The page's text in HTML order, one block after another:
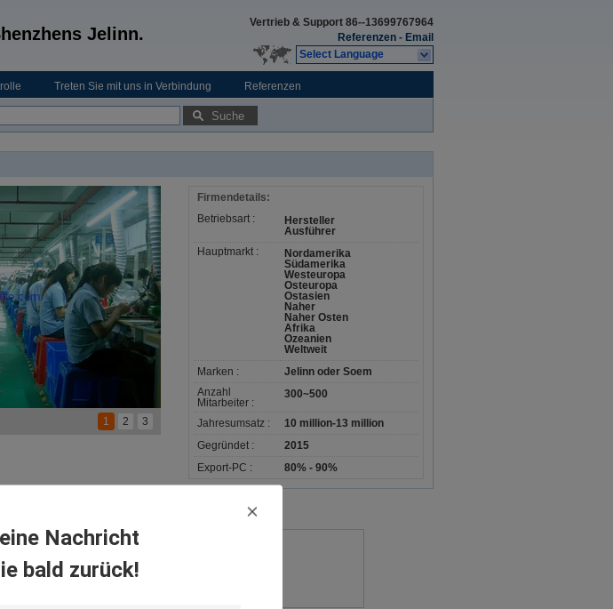
Nachricht
bald zurück!
Jelinn.
Vertrieb & Support 86--13699767964
Referenzen - Email
Select Language
Treten Sie mit uns in Verbindung Referenzen
Suche
1 2 3
Firmendetails:
Betriebsart :
Hersteller
Ausführer
Hauptmarkt :
Nordamerika
Südamerika
Westeuropa
Osteuropa
Ostasien
Naher
Naher Osten
Afrika
Ozeanien
Weltweit
Marken :
Jelinn oder Soem
Anzahl
Mitarbeiter :
300~500
Jahresumsatz :
10 million-13 million
Gegründet :
2015
Export-PC :
80% - 90%